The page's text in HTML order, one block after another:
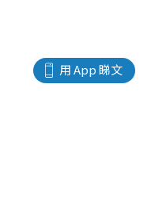
用 App 睇文